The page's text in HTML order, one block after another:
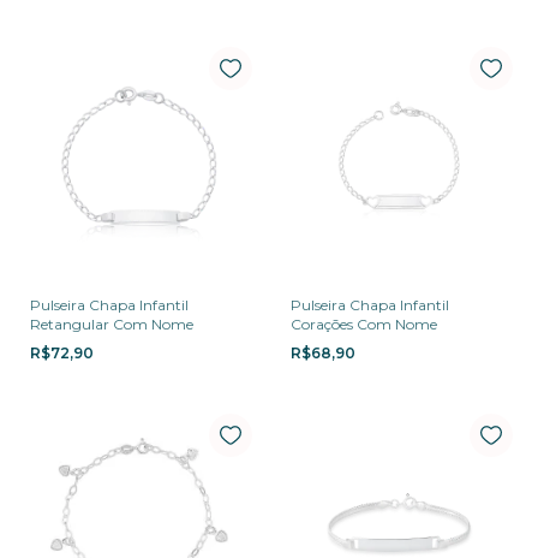
Pulseira Chapa Infantil
Retangular Com Nome
R$72,90
Pulseira Chapa Infantil
Corações Com Nome
R$68,90